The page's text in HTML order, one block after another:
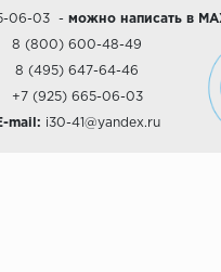
06-03- можно написать в
8 (800) 600-48-49
8 (495) 647-64-46
+7 (925) 665-06-03
mail: i30-41@yandex.ru